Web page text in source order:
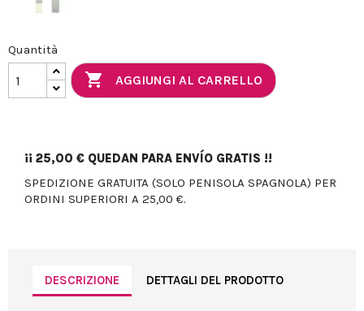
Quantità
 AGGIUNGI AL CARRELLO
¡¡ 25,00 € QUEDAN PARA ENVÍO GRATIS !!
SPEDIZIONE GRATUITA (SOLO PENISOLA SPAGNOLA) PER
ORDINI SUPERIORI A 25,00 €.
DESCRIZIONE DETTAGLI DEL PRODOTTO